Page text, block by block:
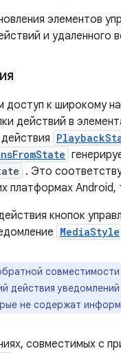
элементов
и удаленного
доступ к широкому
действий в
. Это
платформах
кнопок
MediaStyle
действия
не содержат
совместимых с